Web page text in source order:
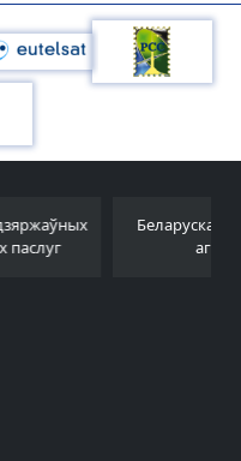
Беларускае тэлеграфнае
агенцтва